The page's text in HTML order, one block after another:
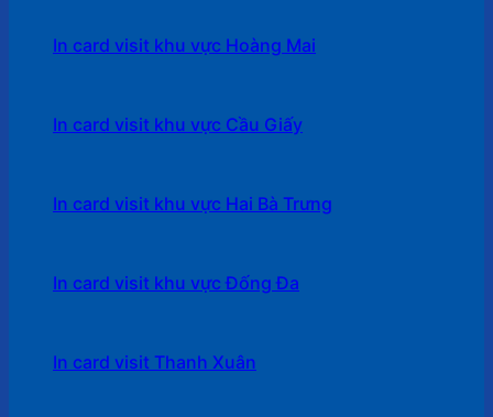
In card visit khu vực Hoàng Mai
In card visit khu vực Cầu Giấy
In card visit khu vực Hai Bà Trưng
In card visit khu vực Đống Đa
In card visit Thanh Xuân